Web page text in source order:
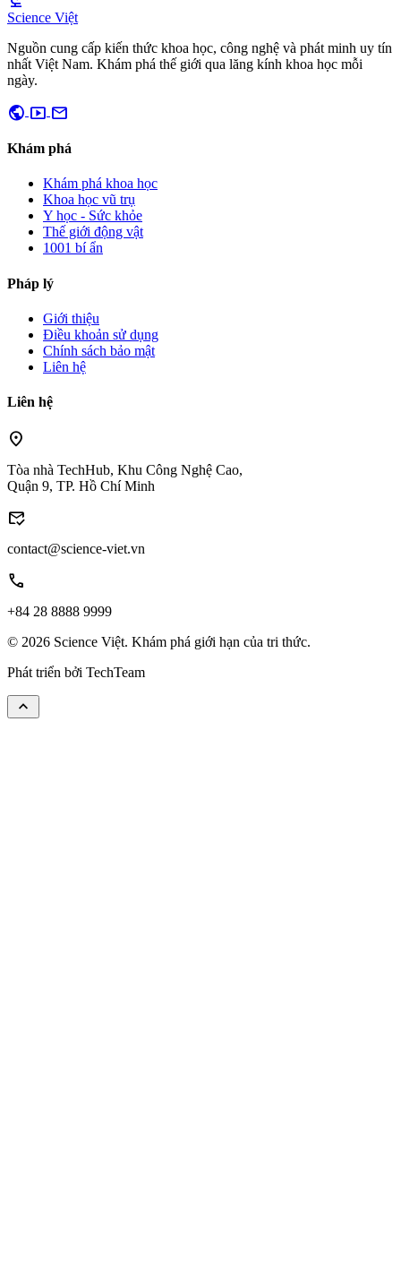
Science Việt
Nguồn cung cấp kiến thức khoa học, công nghệ và phát minh uy tín
nhất Việt Nam. Khám phá thế giới qua lăng kính khoa học mỗi
ngày.
public smart_display mail
Khám phá
Khám phá khoa học
Khoa học vũ trụ
Y học - Sức khỏe
Thế giới động vật
1001 bí ẩn
Pháp lý
Giới thiệu
Điều khoản sử dụng
Chính sách bảo mật
Liên hệ
Liên hệ
location_on
Tòa nhà TechHub, Khu Công Nghệ Cao,
Quận 9, TP. Hồ Chí Minh
mark_email_read
contact@science-viet.vn
call
+84 28 8888 9999
© 2026 Science Việt. Khám phá giới hạn của tri thức.
Phát triển bởi TechTeam
keyboard_arrow_up